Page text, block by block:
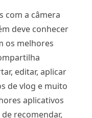
com a câmera
deve conhecer
os melhores
editar, aplicar
de vlog e muito
aplicativos
recomendar,